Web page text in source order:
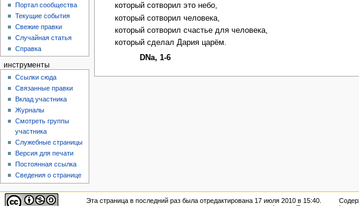
который сотворил это небо,
который сотворил человека,
который сотворил счастье для человека,
который сделал Дария царём.
DNa, 1-6
Портал сообщества
Текущие события
Свежие правки
Случайная статья
Справка
инструменты
Ссылки сюда
Связанные правки
Вклад участника
Журналы
Смотреть группы
участника
Служебные страницы
Версия для печати
Постоянная ссылка
Сведения о странице
Эта страница в последний раз была отредактирована 17 июля 2010 в 15:40.